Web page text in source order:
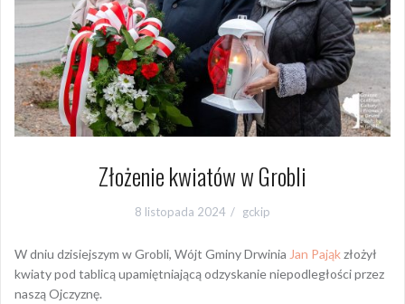
Złożenie kwiatów w Grobli
8 listopada 2024 gckip
W dniu dzisiejszym w Grobli, Wójt Gminy Drwinia Jan Pająkzłożył
kwiaty pod tablicą upamiętniającą odzyskanie niepodległości przez
naszą Ojczyznę.